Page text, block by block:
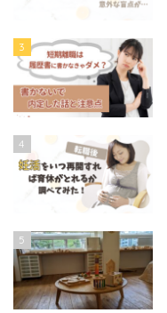
3
4
5